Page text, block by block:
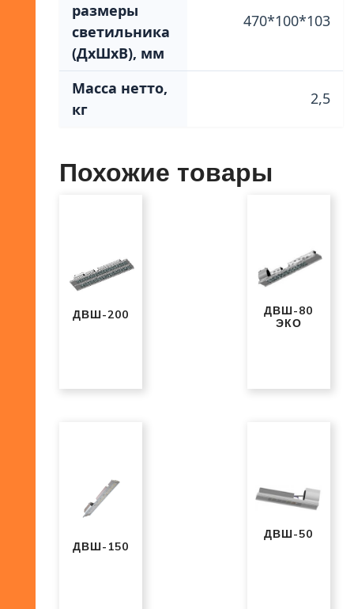
размеры
светильника
(ДхШхВ), мм
470*100*103
Масса нетто,
кг
2,5
Похожие товары
ДВШ-200
ДВШ-80
ЭКО
ДВШ-150
ДВШ-50